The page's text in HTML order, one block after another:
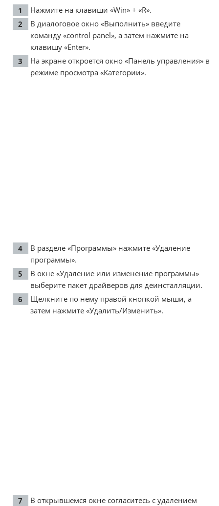
Нажмите на клавиши «Win» + «R».
В диалоговое окно «Выполнить» введите
команду «control panel», а затем нажмите на
клавишу «Enter».
На экране откроется окно «Панель управления» в
режиме просмотра «Категории».
В разделе «Программы» нажмите «Удаление
программы».
В окне «Удаление или изменение программы»
выберите пакет драйверов для деинсталляции.
Щелкните по нему правой кнопкой мыши, а
затем нажмите «Удалить/Изменить».
В открывшемся окне согласитесь с удалением